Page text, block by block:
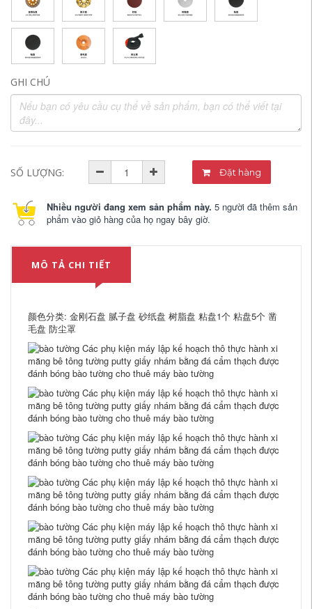
GHI CHÚ
SỐ LƯỢNG: Đặt hàng
Nhiều người đang xem sản phẩm này. 5 người đã thêm sản
phẩm vào giỏ hàng của họ ngay bây giờ.
MÔ TẢ CHI TIẾT
颜色分类: 金刚石盘 腻子盘 砂纸盘 树脂盘 粘盘1个 粘盘5个 凿
毛盘 防尘罩